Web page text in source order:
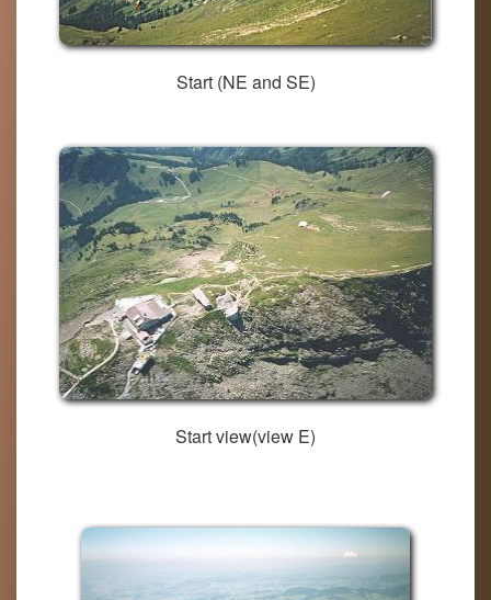
Start (NE and SE)
Start view(view E)